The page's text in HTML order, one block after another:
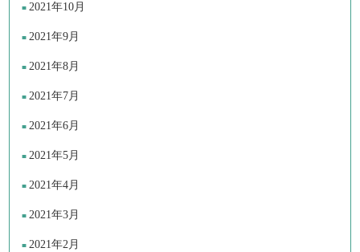
2021年10月
2021年9月
2021年8月
2021年7月
2021年6月
2021年5月
2021年4月
2021年3月
2021年2月